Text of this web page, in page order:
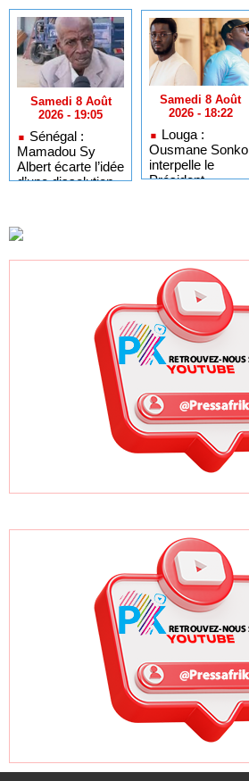
Samedi 8 Août
2026 - 19:05
Sénégal :
Mamadou Sy
Albert écarte l’idée
d’une dissolution
Samedi 8 Août
2026 - 18:22
Louga :
Ousmane Sonko
interpelle le
Président